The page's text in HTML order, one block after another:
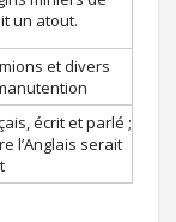
un atout.
et divers
écrit et parlé ;
l’Anglais serait